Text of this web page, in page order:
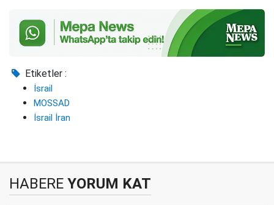
Etiketler :
İsrail
MOSSAD
İsrail İran
HABERE YORUM KAT